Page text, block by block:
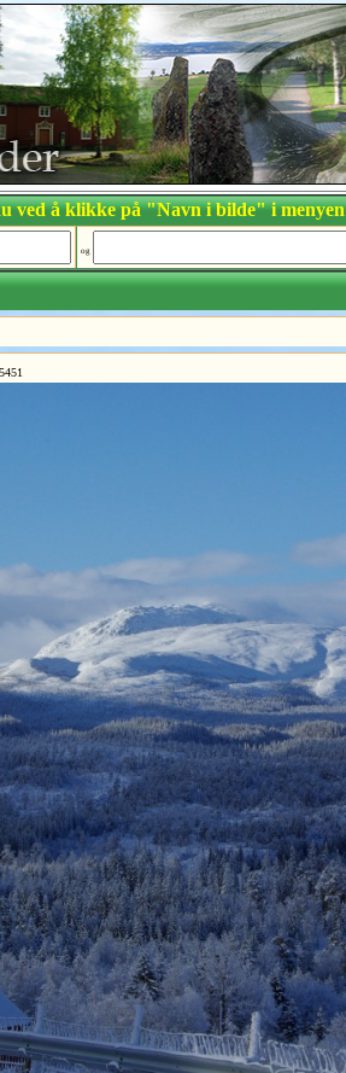
ved å klikke på "Navn i bilde" i menyen
og